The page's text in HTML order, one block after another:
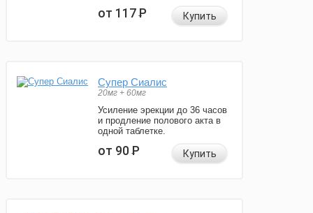
от 117Р Купить
Супер Сиалис
20мг + 60мг
Усиление эрекции до 36 часов
и продление полового акта в
одной таблетке.
от 90Р Купить